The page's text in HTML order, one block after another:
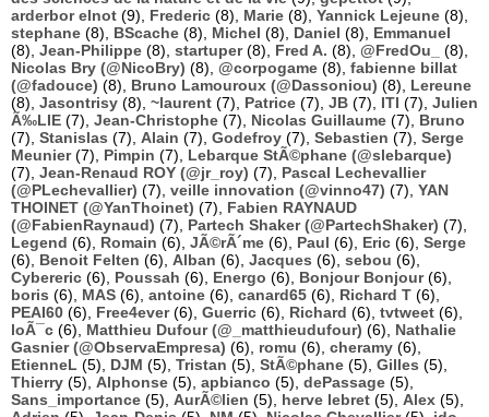
arderbor elnot (9), Frederic (8), Marie (8), Yannick Lejeune (8),
stephane (8), BScache (8), Michel (8), Daniel (8), Emmanuel
(8), Jean-Philippe (8), startuper(8), Fred A. (8), @FredOu_
(8),
Nicolas Bry (@NicoBry) (8), @corpogame (8), fabienne billat
(@fadouce) (8), Bruno Lamouroux (@Dassoniou) (8), Lereune
(8), Jasontrisy (8), ~laurent (7), Patrice (7), JB (7), ITI (7), Julien
Ã‰LIE (7), Jean-Christophe (7), Nicolas Guillaume (7), Bruno
(7), Stanislas (7), Alain (7), Godefroy (7), Sebastien (7), Serge
Meunier(7), Pimpin (7), Lebarque StÃ©phane (@slebarque)
(7), Jean-Renaud ROY (@jr_roy) (7), Pascal Lechevallier
(@PLechevallier) (7), veille innovation (@vinno47) (7), YAN
THOINET (@YanThoinet) (7), Fabien RAYNAUD
(@FabienRaynaud) (7), Partech Shaker (@PartechShaker) (7),
Legend (6), Romain (6), JÃ©rÃ´me (6), Paul (6), Eric (6), Serge
(6), Benoit Felten (6), Alban (6), Jacques (6), sebou (6),
Cybereric (6), Poussah (6), Energo (6), Bonjour Bonjour(6),
boris (6), MAS (6), antoine (6), canard65 (6), Richard T (6),
PEAI60 (6), Free4ever(6), Guerric (6), Richard (6), tvtweet (6),
loÃ¯c (6), Matthieu Dufour (@_matthieudufour) (6), Nathalie
Gasnier (@ObservaEmpresa) (6), romu (6), cheramy (6),
EtienneL (5), DJM (5), Tristan (5), StÃ©phane (5), Gilles (5),
Thierry (5), Alphonse (5), apbianco (5), dePassage (5),
Sans_importance (5), AurÃ©lien (5), herve lebret (5), Alex (5),